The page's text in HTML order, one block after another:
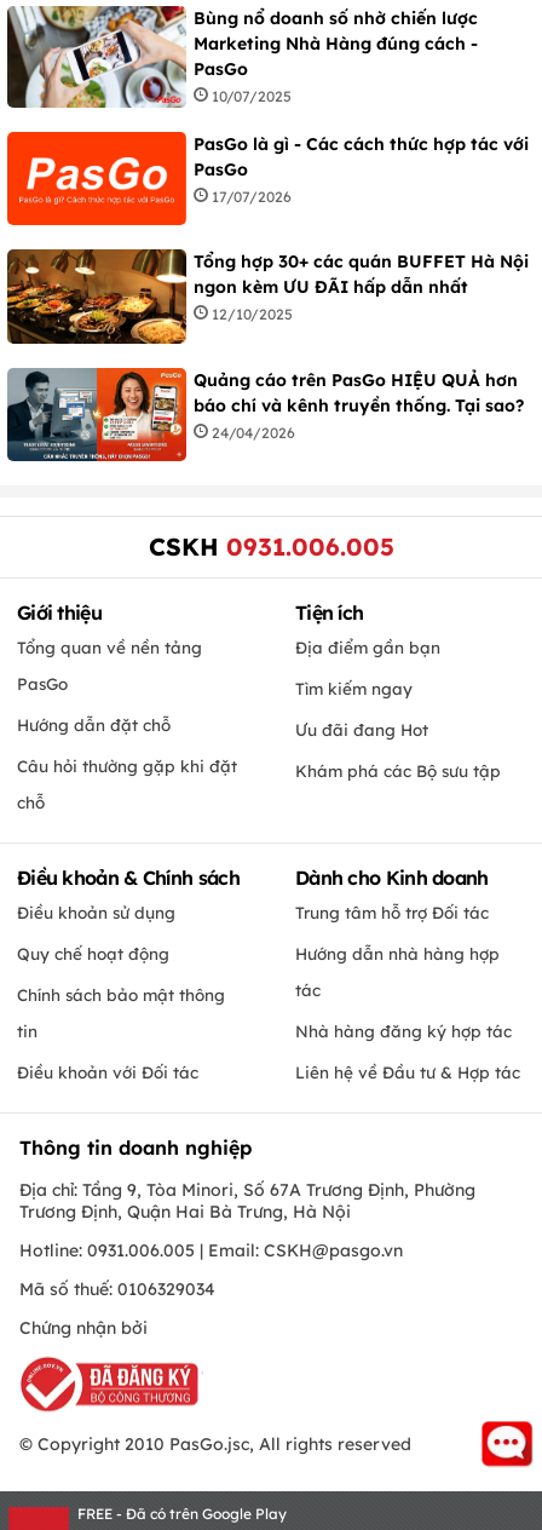
Bùng nổ doanh số nhờ chiến lược
Marketing Nhà Hàng đúng cách -
PasGo
10/07/2025
PasGo là gì - Các cách thức hợp tác với
PasGo
17/07/2026
Tổng hợp 30+ các quán BUFFET Hà Nội
ngon kèm ƯU ĐÃI hấp dẫn nhất
12/10/2025
Quảng cáo trên PasGo HIỆU QUẢ hơn
báo chí và kênh truyền thống. Tại sao?
24/04/2026
CSKH 0931.006.005
Giới thiệu
Tổng quan về nền tảng
PasGo
Hướng dẫn đặt chỗ
Câu hỏi thường gặp khi đặt
chỗ
Tiện ích
Địa điểm gần bạn
Tìm kiếm ngay
Ưu đãi đang Hot
Khám phá các Bộ sưu tập
Điều khoản & Chính sách
Điều khoản sử dụng
Quy chế hoạt động
Chính sách bảo mật thông
tin
Điều khoản với Đối tác
Dành cho Kinh doanh
Trung tâm hỗ trợ Đối tác
Hướng dẫn nhà hàng hợp
tác
Nhà hàng đăng ký hợp tác
Liên hệ về Đầu tư & Hợp tác
Thông tin doanh nghiệp
Địa chỉ: Tầng 9, Tòa Minori, Số 67A Trương Định, Phường
Trương Định, Quận Hai Bà Trưng, Hà Nội
Hotline: 0931.006.005 | Email: CSKH@pasgo.vn
Mã số thuế: 0106329034
Chứng nhận bởi
© Copyright 2010 PasGo.jsc, All rights reserved
FREE - Đã có trên Google Play